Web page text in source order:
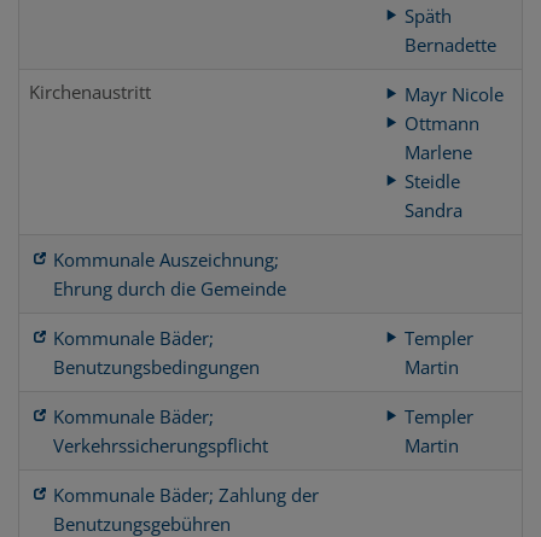
Späth
Bernadette
Kirchenaustritt
Mayr Nicole
Ottmann
Marlene
Steidle
Sandra
Kommunale Auszeichnung;
Ehrung durch die Gemeinde
Kommunale Bäder;
Benutzungsbedingungen
Templer
Martin
Kommunale Bäder;
Verkehrssicherungspflicht
Templer
Martin
Kommunale Bäder; Zahlung der
Benutzungsgebühren